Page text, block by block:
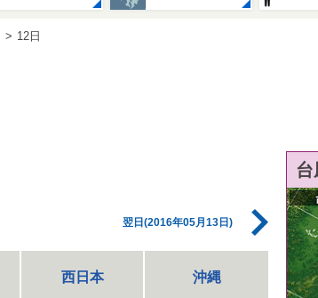
12日
翌日(2016年05月13日)
西日本 沖縄